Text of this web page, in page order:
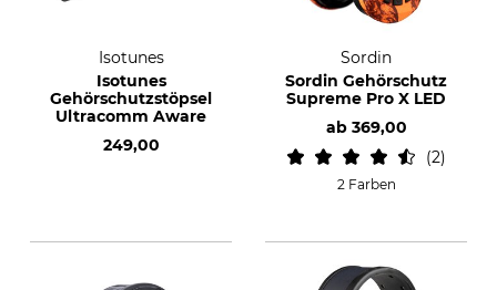
Isotunes
Isotunes
Gehörschutzstöpsel
Ultracomm Aware
249,00
Sordin
Sordin Gehörschutz
Supreme Pro X LED
ab 369,00
2
2 Farben